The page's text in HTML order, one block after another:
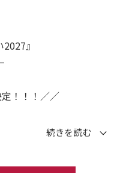
』
！！！／／
た。